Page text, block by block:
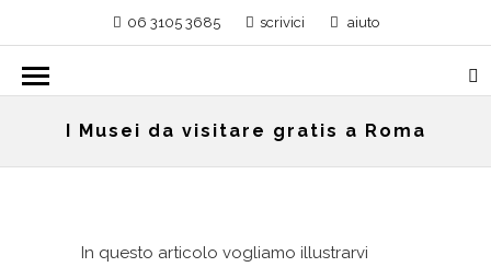
06 3105 3685 scrivici aiuto
I Musei da visitare gratis a Roma
In questo articolo vogliamo illustrarvi